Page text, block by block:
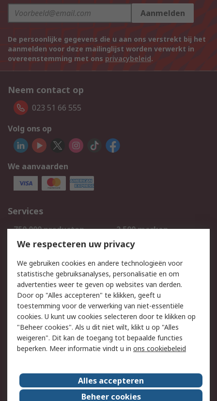
Aanmelden
De persoonlijke gegevens die u aan ons verstrekt bij het
aanmelden voor deze mailinglijst worden verwerkt in
overeenstemming met ons privacybeleid.
Neem contact op
023 51 66 555
Volg ons op
We aanvaarden
Services
750.000 producten
2.500 merken
Bestellen
Inkoopoplossingen
Track & Trace
Wettelijk
Cookiebeleid
Email veiligheid
Privacybeleid
Websitevoorwaarden
Algemene
verkoopvoorwaarden
Over RS
RS Group Over ons
We respecteren uw privacy
We gebruiken cookies en andere technologieën voor
statistische gebruiksanalyses, personalisatie en om
advertenties weer te geven op websites van derden.
Door op "Alles accepteren" te klikken, geeft u
toestemming voor de verwerking van niet-essentiële
cookies. U kunt uw cookies selecteren door te klikken op
"Beheer cookies". Als u dit niet wilt, klikt u op "Alles
weigeren". Dit kan de toegang tot bepaalde functies
beperken. Meer informatie vindt u in ons cookiebeleid
Alles accepteren
Beheer cookies